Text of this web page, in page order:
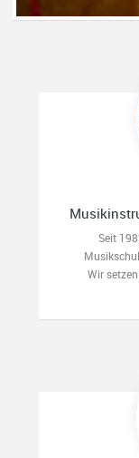
Seit
Wir